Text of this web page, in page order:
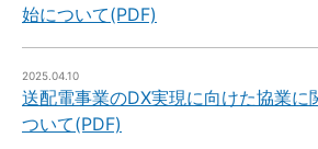
始について(PDF)
2025.04.10
送配電事業のDX実現に向けた協業に
ついて(PDF)